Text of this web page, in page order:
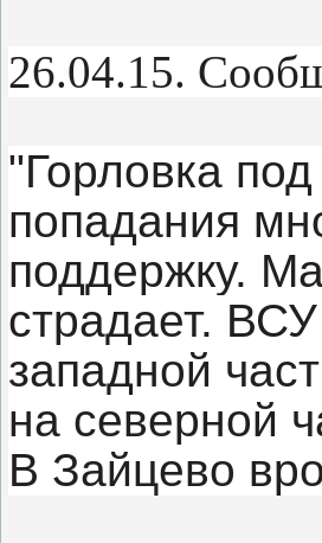
26.04.15.
"Горловка
попадания
поддержку.
страдает.
западной
на северной
В Зайцево